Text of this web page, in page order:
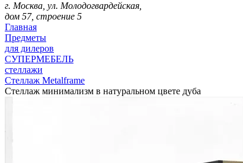
г. Москва, ул. Молодогвардейская,
дом 57, строение 5
Главная
Предметы
для дилеров
СУПЕРМЕБЕЛЬ
стеллажи
Стеллаж Metalframe
Стеллаж минимализм в натуральном цвете дуба